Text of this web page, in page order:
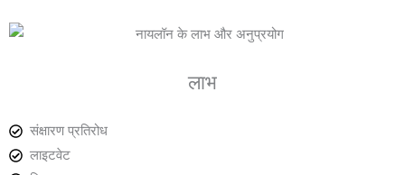
लाभ
संक्षारण प्रतिरोध
लाइटवेट